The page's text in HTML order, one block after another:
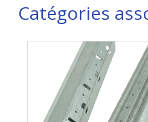
Catégories